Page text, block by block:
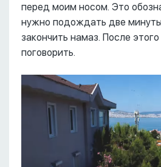
перед моим носом. Это
нужно подождать две
закончить намаз. После
поговорить.